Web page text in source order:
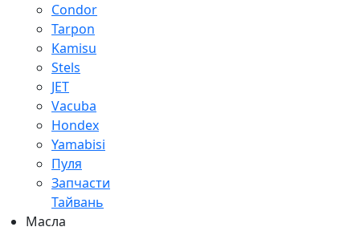
Condor
Tarpon
Kamisu
Stels
JET
Vacuba
Hondex
Yamabisi
Пуля
Запчасти
Тайвань
Масла